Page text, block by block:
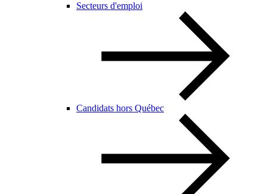
Secteurs d'emploi
Candidats hors Québec